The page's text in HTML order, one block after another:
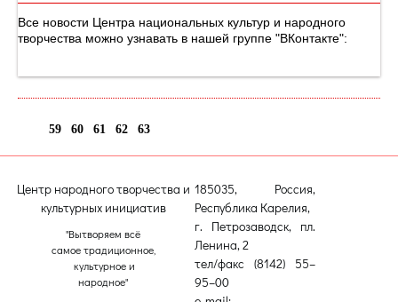
Все новости Центра национальных культур и народного
творчества можно узнавать в нашей группе "ВКонтакте":
59 60 61 62 63
Центр народного творчества и
культурных инициатив
"Вытворяем всё
самое традиционное,
культурное и
народное"
185035, Россия,
Республика Карелия,
г. Петрозаводск, пл.
Ленина, 2
тел/факс (8142) 55–
95–00